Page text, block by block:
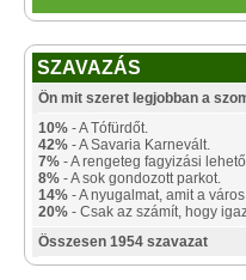
SZAVAZÁS
Ön mit szeret legjobban a
10% - A Tófürdőt.
42% - A Savaria Karnevált.
7% - A rengeteg fagyizási
8% - A sok gondozott parkot.
14% - A nyugalmat, amit a
20% - Csak az számít, hogy
Összesen 1954 szavazat